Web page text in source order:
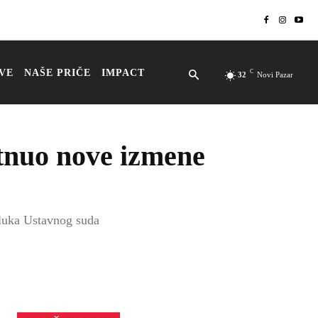
NAŠE PRIČE IMPACT 32 C Novi Pazar
nove izmene
Ustavnog suda